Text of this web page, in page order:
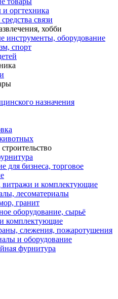
оргтехника
связи
хобби
инструменты, оборудование
спорт
назначения
для бизнеса, торговое
витражи и комплектующие
лесоматериалы
гранит
оборудование, сырьё
комплектующие
слежения, пожаротушения
и оборудование
фурнитура